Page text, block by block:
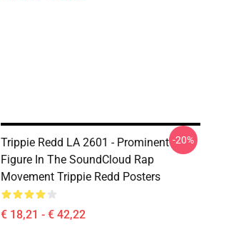
Trippie Redd LA 2601 - Prominent
Figure In The SoundCloud Rap
Movement Trippie Redd Posters
€ 18,21 - € 42,22
-20%